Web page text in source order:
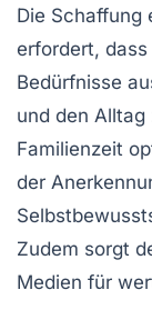
Die Schaffung
erfordert,
Bedürfnisse
und den Alltag
Familienzeit
der
Zudem sorgt
Medien für